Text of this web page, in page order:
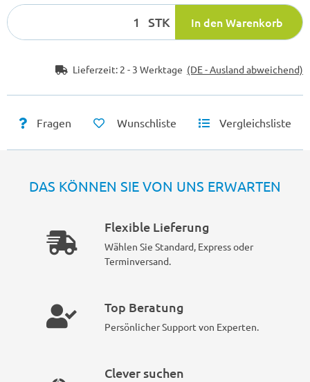
STK In den Warenkorb
Lieferzeit: 2 - 3 Werktage (DE - Ausland abweichend)
Fragen Wunschliste Vergleichsliste
DAS KÖNNEN SIE VON UNS ERWARTEN
Flexible Lieferung
Wählen Sie Standard, Express oder
Terminversand.
Top Beratung
Persönlicher Support von Experten.
Clever suchen